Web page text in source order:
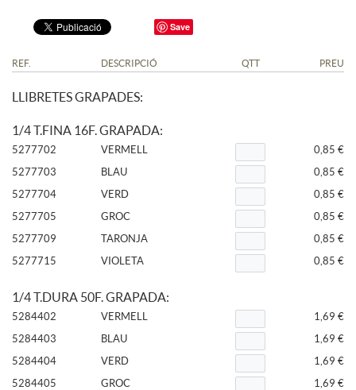
Save
REF. DESCRIPCIÓ QTT PREU
LLIBRETES GRAPADES:
1/4 T.FINA 16F. GRAPADA:
5277702 VERMELL
0,85 €
5277703
BLAU
0,85 €
5277704
VERD
0,85 €
5277705
GROC
0,85 €
5277709
TARONJA
0,85 €
5277715
VIOLETA 0,85 €
1/4 T.DURA 50F. GRAPADA:
5284402 VERMELL
1,69 €
5284403
BLAU
1,69 €
5284404
VERD
1,69 €
5284405
GROC
1,69 €